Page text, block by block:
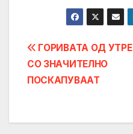
Post
navigation
ГОРИВАТА ОД УТРЕ
СО ЗНАЧИТЕЛНО
ПОСКАПУВААТ